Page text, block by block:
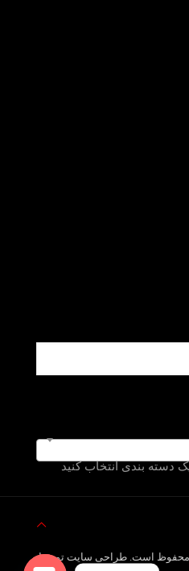
دسته بندی انتخاب کنید
محفوظ است. طراحی سایت توسط